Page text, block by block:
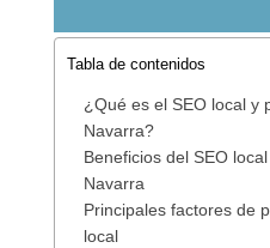
Tabla de contenidos
¿Qué es el SEO local y
Navarra?
Beneficios del SEO
Navarra
Principales factores de
local